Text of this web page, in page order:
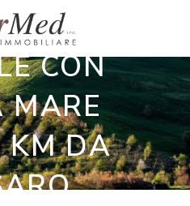
CON
MARE
KM DA